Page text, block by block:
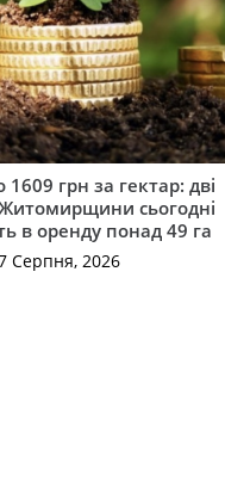
1609 грн за гектар: дві
сьогодні
в оренду понад 49 га
Серпня, 2026